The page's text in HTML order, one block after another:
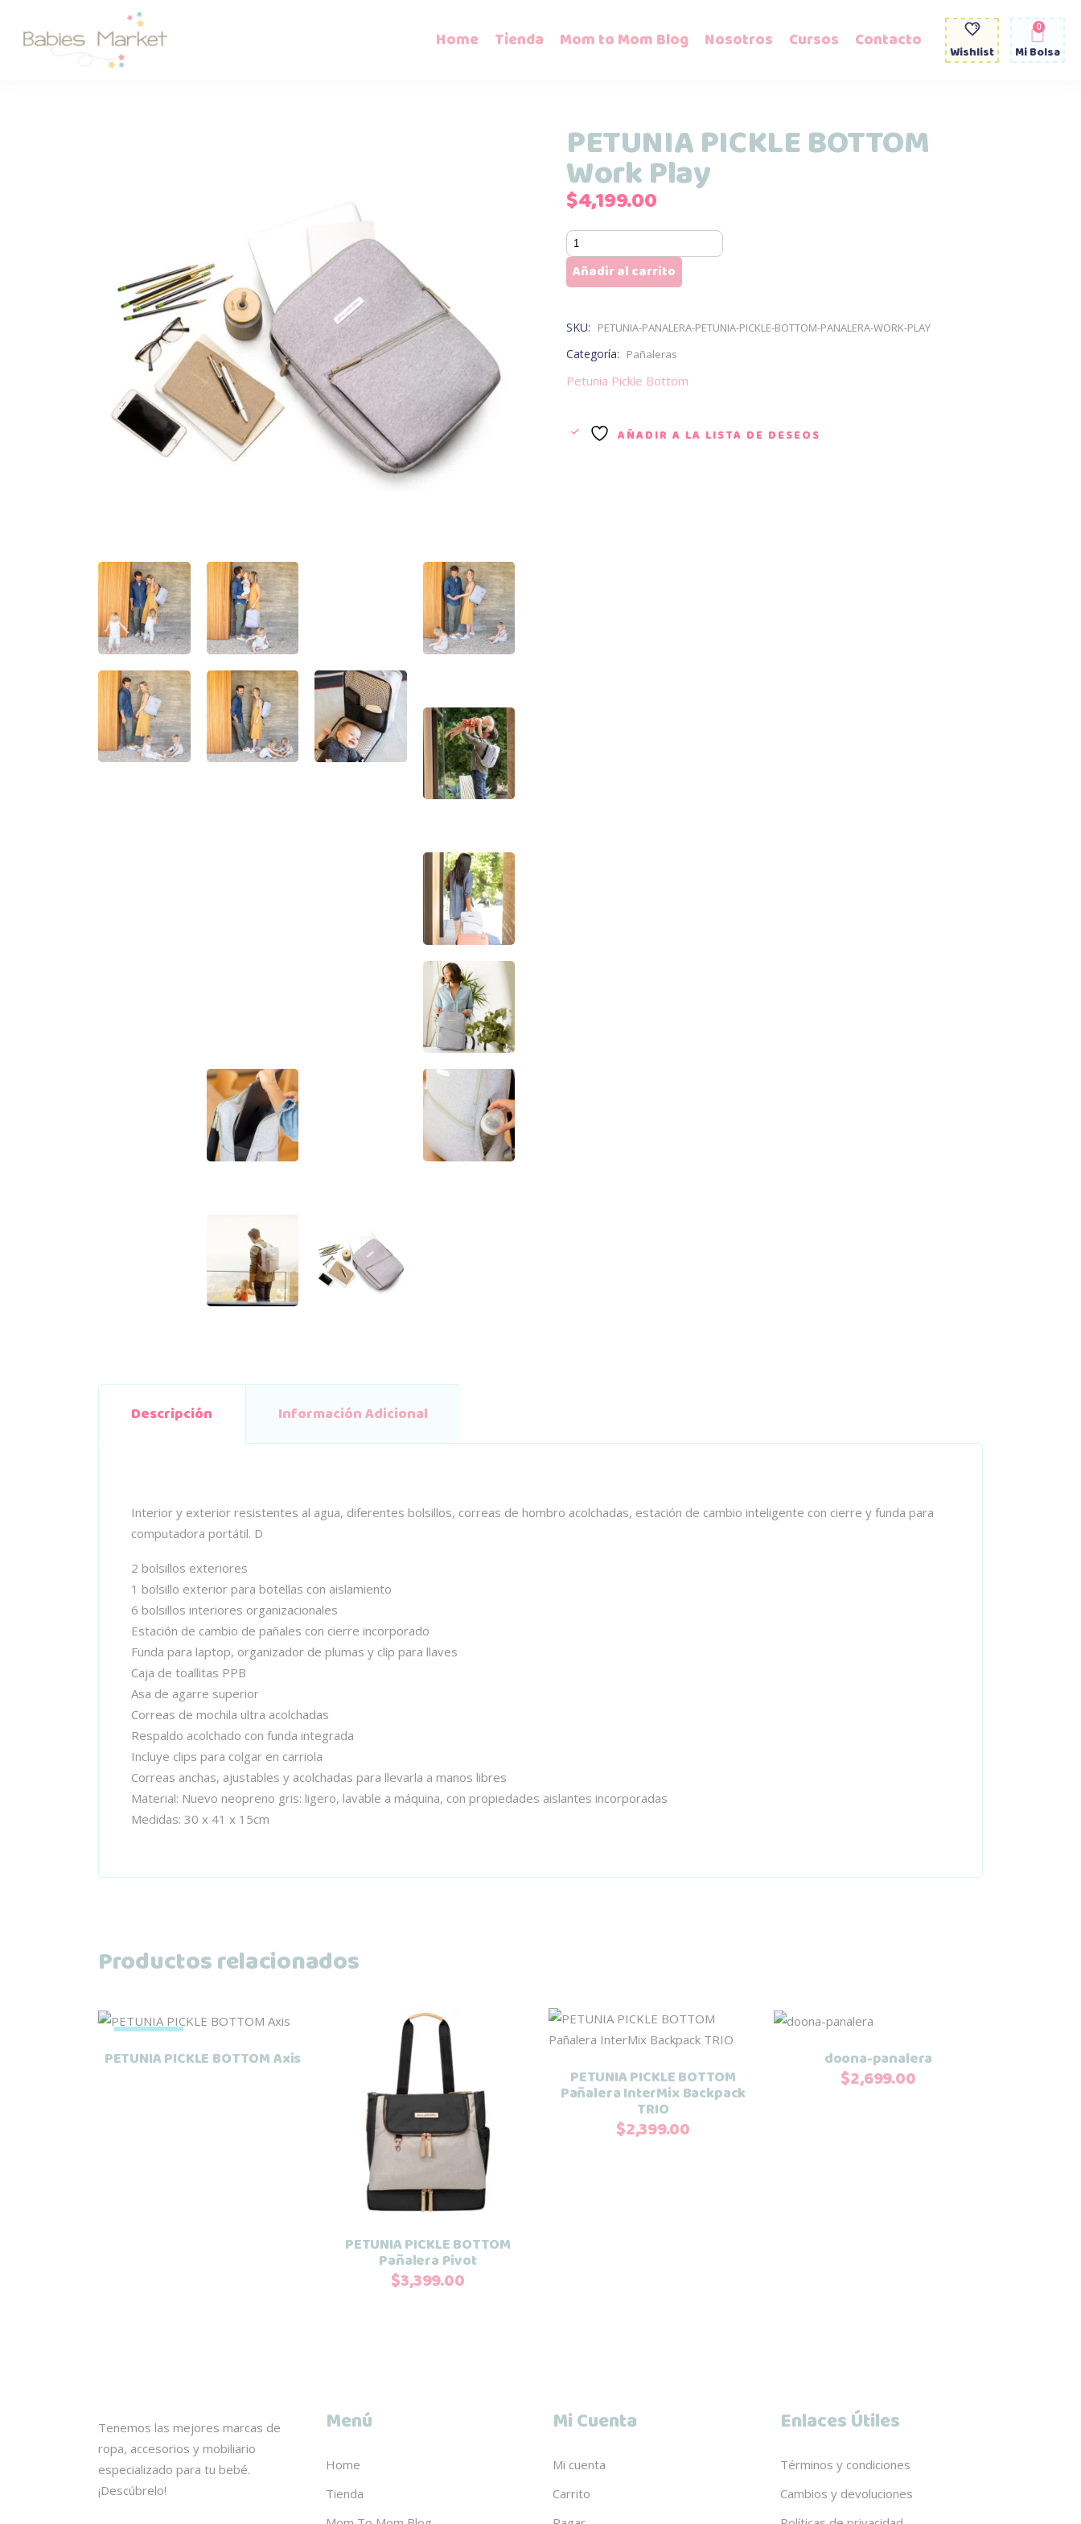
Home Tienda Mom to Mom Blog Nosotros Cursos Contacto Wishlist Mi Bolsa
0
PETUNIA PICKLE BOTTOM
Work Play
$4,199.00
PETUNIA
PICKLE
BOTTOM
Play
Añadir al carrito
SKU: PETUNIA-PANALERA-PETUNIA-PICKLE-BOTTOM-PANALERA-WORK-PLAY
Categoría: Pañaleras
Petunia Pickle Bottom
AÑADIR A LA LISTA DE DESEOS
Descripción Información Adicional
Interior y exterior resistentes al agua, diferentes bolsillos, correas de hombro acolchadas, estación de cambio inteligente con cierre y funda para
computadora portátil. D
2 bolsillos exteriores
1 bolsillo exterior para botellas con aislamiento
6 bolsillos interiores organizacionales
Estación de cambio de pañales con cierre incorporado
Funda para laptop, organizador de plumas y clip para llaves
Caja de toallitas PPB
Asa de agarre superior
Correas de mochila ultra acolchadas
Respaldo acolchado con funda integrada
Incluye clips para colgar en carriola
Correas anchas, ajustables y acolchadas para llevarla a manos libres
Material: Nuevo neopreno gris: ligero, lavable a máquina, con propiedades aislantes incorporadas
Medidas: 30 x 41 x 15cm
Productos relacionados
Agotado
Seleccionar opciones
Este
producto
PETUNIA PICKLE BOTTOM Axis
Añadir al carrito
PETUNIA PICKLE BOTTOM
Pañalera Pivot
$3,399.00
Añadir al carrito
PETUNIA PICKLE BOTTOM
Pañalera InterMix Backpack
TRIO
$2,399.00
Añadir al carrito
doona-panalera
$2,699.00
Tenemos las mejores marcas de
ropa, accesorios y mobiliario
especializado para tu bebé.
¡Descúbrelo!
Menú
Home
Tienda
Mi Cuenta
Mi cuenta
Carrito
Enlaces Útiles
Términos y condiciones
Cambios y devoluciones